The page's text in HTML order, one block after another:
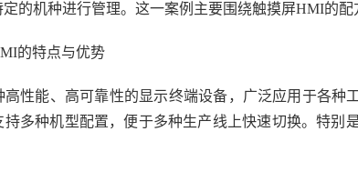
的机种进行管理。这一案例主要围绕触摸屏HMI的配
的特点与优势
高性能、高可靠性的显示终端设备，广泛应用于各种
持多种机型配置，便于多种生产线上快速切换。特别